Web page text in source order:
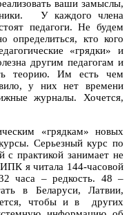
ваши замыслы,
У каждого члена
педагоги. Не будем
определиться, кто кого
«грядки» и
другим педагогам и
теорию. Им есть чем
у них нет времени
журналы. Хочется,
«грядкам» новых
Серьезный курс по
с практикой занимает не
я читала 144-часовой
часа – редкость. 48 –
в Беларуси, Латвии,
чтобы и в других